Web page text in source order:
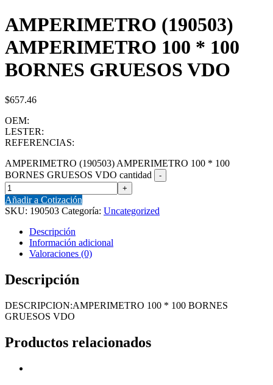
AMPERIMETRO (190503)
AMPERIMETRO 100 * 100
BORNES GRUESOS VDO
$657.46
OEM:
LESTER:
REFERENCIAS:
AMPERIMETRO (190503) AMPERIMETRO 100 * 100
BORNES GRUESOS VDO cantidad
Añadir a Cotización
SKU: 190503 Categoría: Uncategorized
Descripción
Información adicional
Valoraciones (0)
Descripción
DESCRIPCION:AMPERIMETRO 100 * 100 BORNES
GRUESOS VDO
Productos relacionados